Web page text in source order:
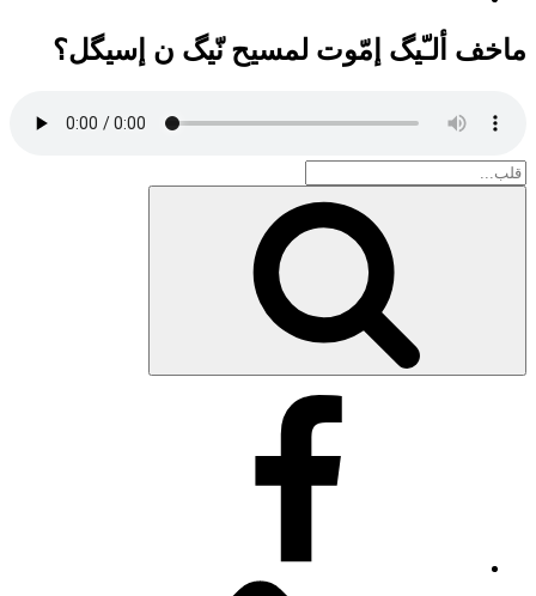
ماخف ألـّيگ إمّوت لمسيح نّيگ ن إسيگل؟
Search
for: